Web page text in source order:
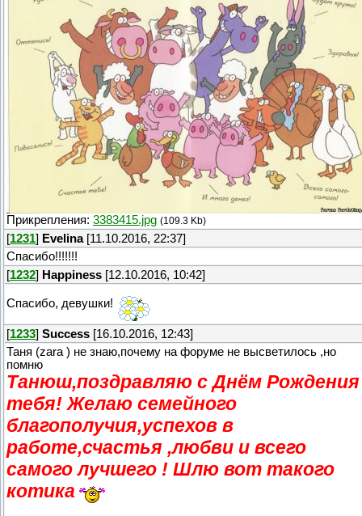
Прикрепления: 3383415.jpg (109.3 Kb)
[1231] Evelina[11.10.2016, 22:37]
Спасибо!!!!!!!
[1232] Happiness [12.10.2016, 10:42]
Спасибо, девушки!
[1233] Success [16.10.2016, 12:43]
Таня (zara ) не знаю,почему на форуме не высветилось ,но
помню
Танюш,поздравляю с Днём Рождения
тебя! Желаю семейного
благополучия,успехов в
работе,счастья ,любви и всего
самого лучшего ! Шлю вот такого
котика